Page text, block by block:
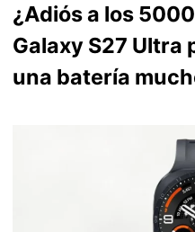
¿Adiós a los
Galaxy S27 Ultra
una batería